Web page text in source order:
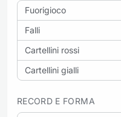
Fuorigioco
Falli
Cartellini rossi
Cartellini gialli
RECORD E FORMA